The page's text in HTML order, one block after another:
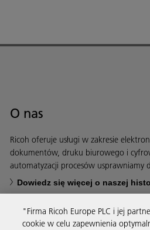
O nas
Ricoh oferuje usługi w zakresie
dokumentów, druku biurowego i
automatyzacji procesów usprawniamy
Dowiedz się więcej o naszej
"Firma Ricoh Europe PLC i jej
cookie w celu zapewnienia